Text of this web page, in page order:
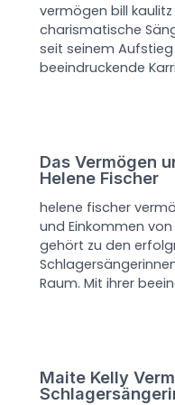
vermögen bill kaulitz
charismatische
seit seinem
beeindruckende
Das Vermögen
Helene Fischer
helene fischer
und Einkommen von
gehört zu den
Raum. Mit ihrer
Maite Kelly